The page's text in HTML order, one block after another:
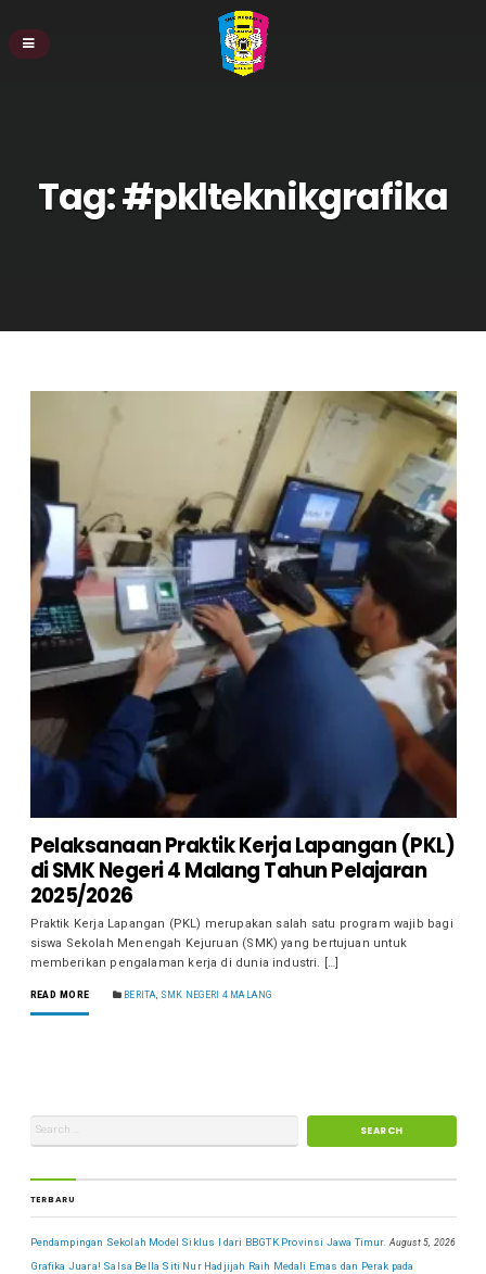
Tag:#pklteknikgrafika
Pelaksanaan Praktik Kerja Lapangan (PKL)
di SMK Negeri 4 Malang Tahun Pelajaran
2025/2026
Praktik Kerja Lapangan (PKL) merupakan salah satu program wajib bagi
siswa Sekolah Menengah Kejuruan (SMK) yang bertujuan untuk
memberikan pengalaman kerja di dunia industri. […]
READ MORE BERITA SMK NEGERI 4 MALANG
TERBARU
Pendampingan Sekolah Model Siklus I dari BBGTK Provinsi Jawa Timur. August 5, 2026
Grafika Juara! Salsa Bella Siti Nur Hadjijah Raih Medali Emas dan Perak pada